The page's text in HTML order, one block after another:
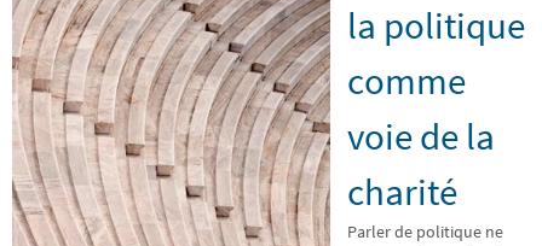
la politique
comme
voie de la
charité
Parler de politique ne